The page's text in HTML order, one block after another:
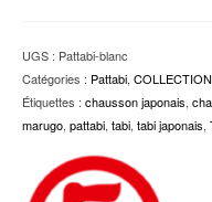
UGS : Pattabi-blanc
Catégories : Pattabi,
Étiquettes : chausson japonais,
marugo, pattabi, tabi, tabi japonais,